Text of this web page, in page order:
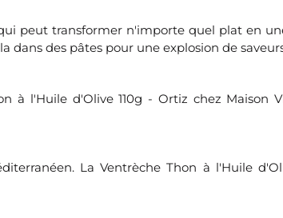
peut transformer n'importe quel plat en
dans des pâtes pour une explosion de
à l'Huile d'Olive 110g - Ortiz chez
La Ventrèche Thon à l'Huile